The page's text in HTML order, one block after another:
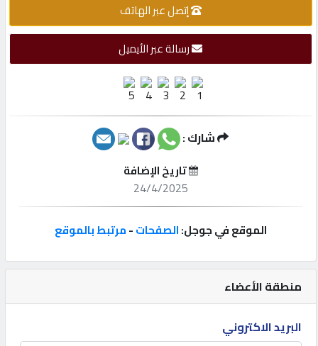
إبحث
إتصل
المنتدى
مزاد
نمبر
منطقة الأعضاء
البريد الاكتروني
إتصل عبر الهاتف
رسالة عبر الأيميل
شارك :
تاريخ الإضافة
24/4/2025
الموقع في جوجل:الصفحات-مرتبط بالموقع